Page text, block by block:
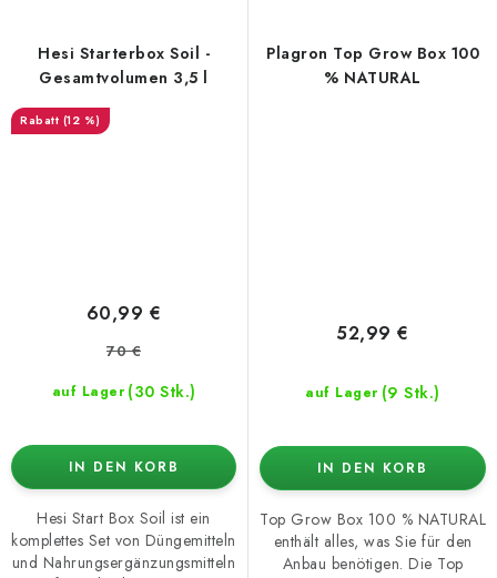
Hesi Starterbox Soil -
Gesamtvolumen 3,5 l
(12 %)
auf Lager (30 Stk.)
60,99 €
70 €
IN DEN KORB
Hesi Start Box Soil ist ein
komplettes Set von Düngemitteln
und Nahrungsergänzungsmitteln
Plagron Top Grow Box 100
% NATURAL
auf Lager (9 Stk.)
52,99 €
IN DEN KORB
Top Grow Box 100 % NATURAL
enthält alles, was Sie für den
Anbau benötigen. Die Top